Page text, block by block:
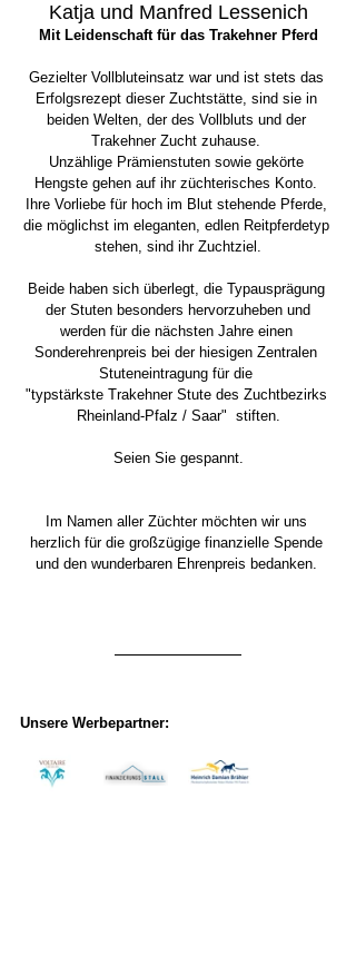
Katja und Manfred Lessenich
Mit Leidenschaft für das Trakehner Pferd
Gezielter Vollbluteinsatz war und ist stets das
Erfolgsrezept dieser Zuchtstätte, sind sie in
beiden Welten, der des Vollbluts und der
Trakehner Zucht zuhause.
Unzählige Prämienstuten sowie gekörte
Hengste gehen auf ihr züchterisches Konto.
Ihre Vorliebe für hoch im Blut stehende Pferde,
die möglichst im eleganten, edlen Reitpferdetyp
stehen, sind ihr Zuchtziel.
Beide haben sich überlegt, die Typausprägung
der Stuten besonders hervorzuheben und
werden für die nächsten Jahre einen
Sonderehrenpreis bei der hiesigen Zentralen
Stuteneintragung für die
"typstärkste Trakehner Stute des Zuchtbezirks
Rheinland-Pfalz / Saar"  stiften.
Seien Sie gespannt.
Im Namen aller Züchter möchten wir uns
herzlich für die großzügige finanzielle Spende
und den wunderbaren Ehrenpreis bedanken.
Unsere Werbepartner: